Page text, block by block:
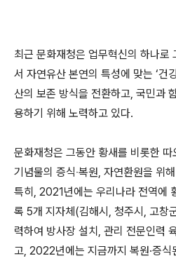
최근 문화재청은 업무혁신의 하나로
서 자연유산 본연의 특성에 맞는 ‘건
산의 보존 방식을 전환하고, 국민과
용하기 위해 노력하고 있다.
문화재청은 그동안 황새를 비롯한 따
기념물의 증식‧복원, 자연환원을 위
특히, 2021년에는 우리나라 전역에
록 5개 지자체(김해시, 청주시, 고창
력하여 방사장 설치, 관리 전문인력
고, 2022년에는 지금까지 복원·증